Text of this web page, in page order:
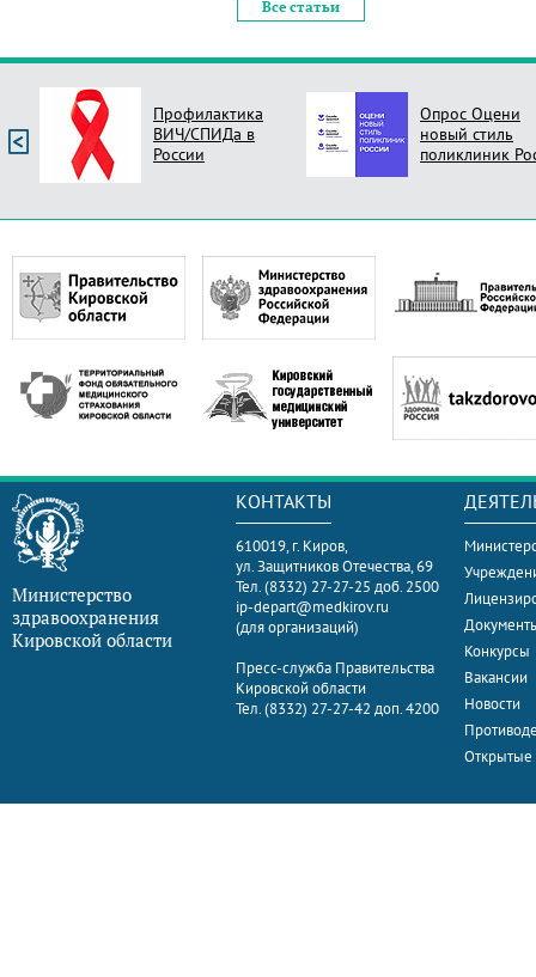
Все статьи
Опрос Оцени
новый стиль
поликлиник России
Независимая
оценка
услуг
Министерство
здравоохранения
Кировской области
КОНТАКТЫ
610019, г. Киров,
ул. Защитников Отечества, 69
Тел. (8332) 27-27-25 доб. 2500
ip-depart@medkirov.ru
(для организаций)
Пресс-служба Правительства
Кировской области
Тел. (8332) 27-27-42 доп. 4200
Конкурсы
Вакансии
Новости